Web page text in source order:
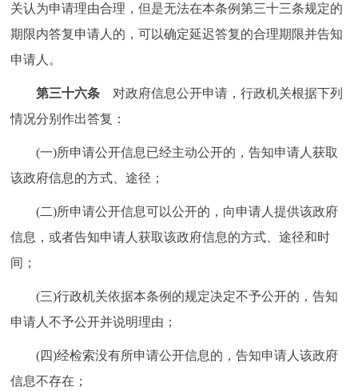
关认为申请理由合理，但是无法在本条例第三十三条规定的
期限内答复申请人的，可以确定延迟答复的合理期限并告知
申请人。
第三十六条 对政府信息公开申请，行政机关根据下列
情况分别作出答复：
(一)所申请公开信息已经主动公开的，告知申请人获取
该政府信息的方式、途径；
(二)所申请公开信息可以公开的，向申请人提供该政府
信息，或者告知申请人获取该政府信息的方式、途径和时
间；
(三)行政机关依据本条例的规定决定不予公开的，告知
申请人不予公开并说明理由；
(四)经检索没有所申请公开信息的，告知申请人该政府
信息不存在；